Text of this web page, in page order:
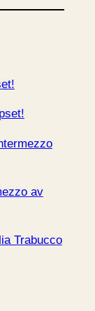
av
Trabucco